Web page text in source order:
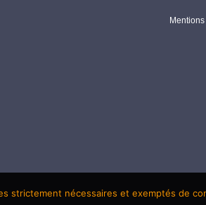
strictement nécessaires et exemptés de